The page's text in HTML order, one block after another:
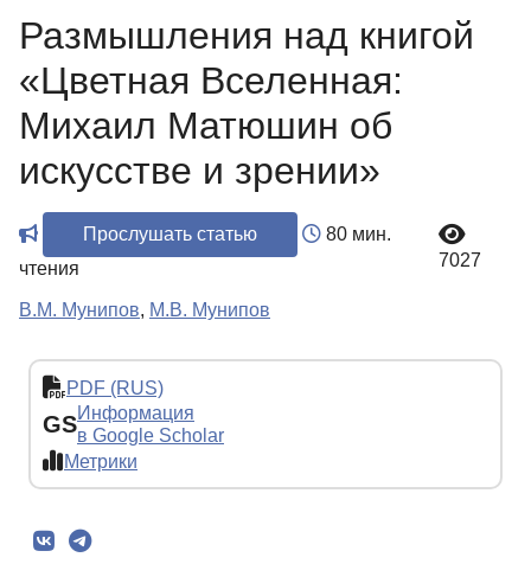
Размышления над книгой
«Цветная Вселенная:
Михаил Матюшин об
искусстве и зрении»
Прослушать статью
80 мин.
чтения
7027
В.М. Мунипов, М.В. Мунипов
PDF (RUS)
GSИнформация
в Google Scholar
Метрики